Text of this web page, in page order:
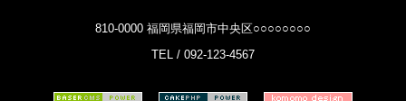
810-0000 福岡県福岡市中央区○○○○○○○○
TEL / 092-123-4567